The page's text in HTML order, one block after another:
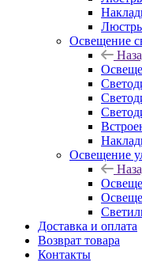
Освещение
Освещение
Доставка и оплата
Возврат товара
Контакты